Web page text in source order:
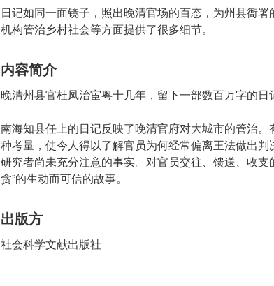
日记如同一面镜子，照出晚清官场的百态，为州县衙
机构管治乡村社会等方面提供了很多细节。
内容简介
晚清州县官杜凤治宦粤十几年，留下一部数百万字的日
南海知县任上的日记反映了晚清官府对大城市的管治
种考量，使今人得以了解官员为何经常偏离王法做出
研究者尚未充分注意的事实。对官员交往、馈送、收
贪”的生动而可信的故事。
出版方
社会科学文献出版社